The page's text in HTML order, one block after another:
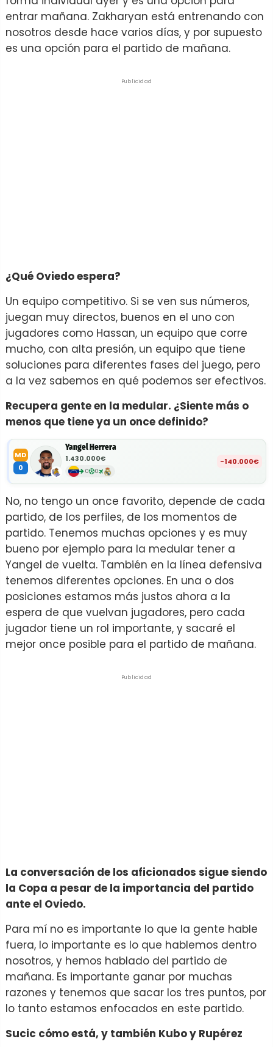
entrar mañana. Zakharyan está entrenando con
nosotros desde hace varios días, y por supuesto
es una opción para el partido de mañana.
Publicidad
¿Qué Oviedo espera?
Un equipo competitivo. Si se ven sus números,
juegan muy directos, buenos en el uno con
jugadores como Hassan, un equipo que corre
mucho, con alta presión, un equipo que tiene
soluciones para diferentes fases del juego, pero
a la vez sabemos en qué podemos ser efectivos.
Recupera gente en la medular. ¿Siente más o
menos que tiene ya un once definido?
MD
0
Yangel Herrera
1.430.000€
0 0
-140.000€
No, no tengo un once favorito, depende de cada
partido, de los perfiles, de los momentos de
partido. Tenemos muchas opciones y es muy
bueno por ejemplo para la medular tener a
Yangel de vuelta. También en la línea defensiva
tenemos diferentes opciones. En una o dos
posiciones estamos más justos ahora a la
espera de que vuelvan jugadores, pero cada
jugador tiene un rol importante, y sacaré el
mejor once posible para el partido de mañana.
Publicidad
La conversación de los aficionados sigue siendo
la Copa a pesar de la importancia del partido
ante el Oviedo.
Para mí no es importante lo que la gente hable
fuera, lo importante es lo que hablemos dentro
nosotros, y hemos hablado del partido de
mañana. Es importante ganar por muchas
razones y tenemos que sacar los tres puntos, por
lo tanto estamos enfocados en este partido.
Sucic cómo está, y también Kubo y Rupérez